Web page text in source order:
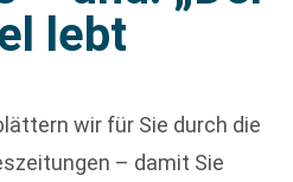
lebt
wir für Sie durch die
– damit Sie